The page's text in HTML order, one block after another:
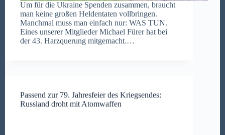
Um für die Ukraine Spenden zusammen, braucht
man keine großen Heldentaten vollbringen.
Manchmal muss man einfach nur: WAS TUN.
Eines unserer Mitglieder Michael Fürer hat bei
der 43. Harzquerung mitgemacht.…
Passend zur 79. Jahresfeier des Kriegsendes:
Russland droht mit Atomwaffen